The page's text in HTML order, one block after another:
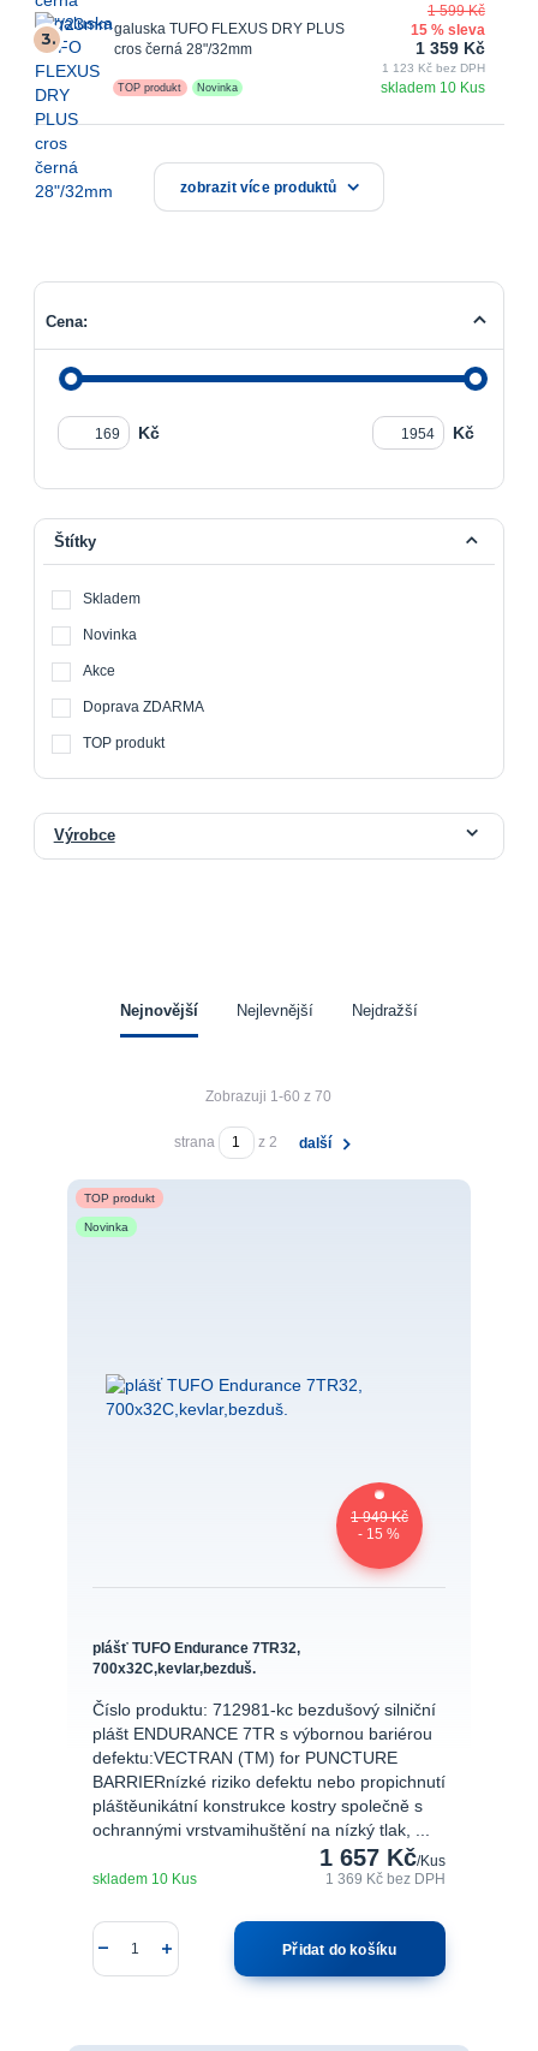
3.
galuska TUFO FLEXUS DRY PLUS
cros černá 28"/32mm
skladem 10 Kus
TOP produkt Novinka
1 599 Kč
15 % sleva
1 359 Kč
1 123 Kč bez DPH
zobrazit více produktů
Cena:
Kč Kč
Štítky
Skladem
Novinka
Akce
Doprava ZDARMA
TOP produkt
Výrobce
Nejnovější Nejlevnější Nejdražší
Zobrazuji 1-60 z 70
strana z 2 další
TOP produkt
Novinka
1 949 Kč
- 15 %
plášť TUFO Endurance 7TR32,
700x32C,kevlar,bezduš.
Číslo produktu: 712981-kc bezdušový silniční
plášt ENDURANCE 7TR s výbornou bariérou
defektu:VECTRAN (TM) for PUNCTURE
BARRIERnízké riziko defektu nebo propichnutí
pláštěunikátní konstrukce kostry společně s
ochrannými vrstvamihuštění na nízký tlak, ...
1 657 Kč/Kus
1 369 Kčbez DPH
skladem 10 Kus
Přidat do košíku